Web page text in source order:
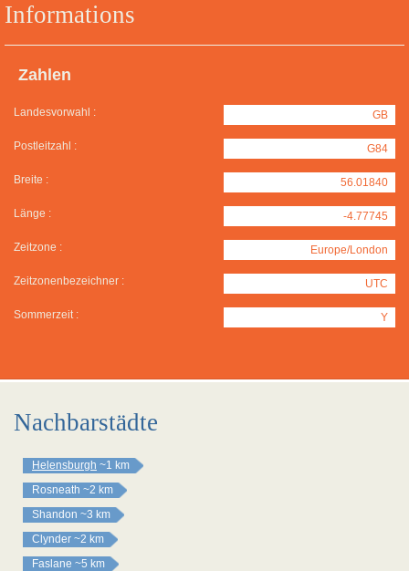
Informations
Zahlen
Landesvorwahl : GB
Postleitzahl : G84
Breite : 56.01840
Länge : -4.77745
Zeitzone : Europe/London
Zeitzonenbezeichner : UTC
Sommerzeit : Y
Nachbarstädte
Helensburgh ~1 km
Rosneath ~2 km
Shandon ~3 km
Clynder ~2 km
Faslane ~5 km